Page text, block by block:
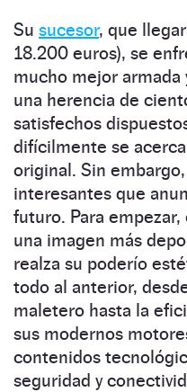
Su sucesor, que
18.200 euros), se
mucho mejor armada
una herencia de
satisfechos
difícilmente se
original. Sin
interesantes que
futuro. Para
una imagen más
realza su poderío
todo al anterior,
maletero hasta la
sus modernos
contenidos
seguridad y